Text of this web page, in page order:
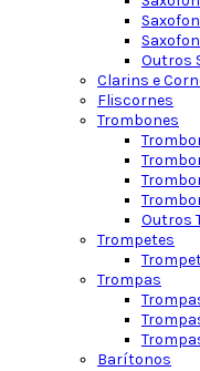
Outros
Clarins e
Fliscornes
Trombones
Outros
Trompetes
Trompas
Barítonos